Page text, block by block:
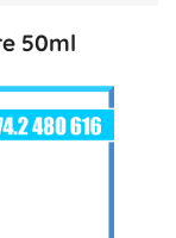
50ml